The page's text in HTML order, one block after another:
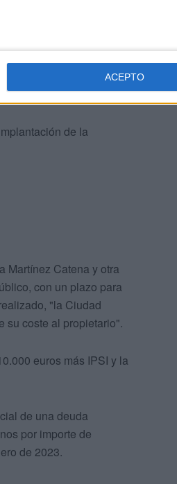
ACEPTO
prorrogable por
por cada
de la
Martínez Catena y otra
con un plazo para
"la Ciudad
su coste al propietario".
euros más IPSI y la
de una deuda
por importe de
de 2023.